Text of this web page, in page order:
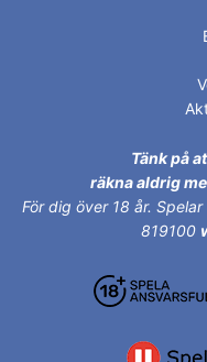
Tänk på
räkna aldrig
För dig över 18 år.
819100